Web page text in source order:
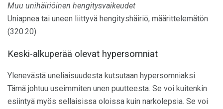
Muu unihäiriöinen hengitysvaikeudet
Uniapnea tai uneen liittyvä hengityshäiriö, määrittelemätön
(320.20)
Keski-alkuperää olevat hypersomniat
Ylenevästä uneliaisuudesta kutsutaan hypersomniaksi.
Tämä johtuu useimmiten unen puutteesta. Se voi kuitenkin
esiintyä myös sellaisissa oloissa kuin narkolepsia. Se voi